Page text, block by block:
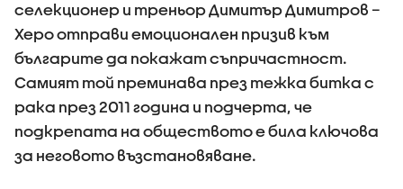
селекционер и треньор Димитър Димитров –
Херо отправи емоционален призив към
българите да покажат съпричастност.
Самият той преминава през тежка битка с
рака през 2011 година и подчерта, че
подкрепата на обществото е била ключова
за неговото възстановяване.